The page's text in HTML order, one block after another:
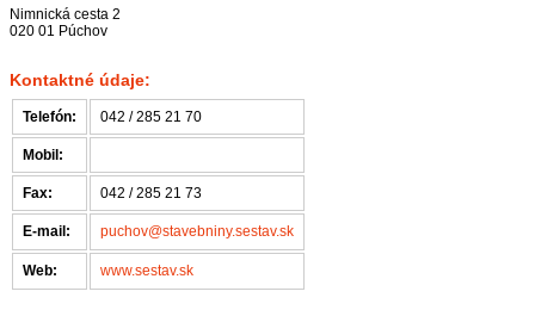
Nimnická cesta 2
020 01 Púchov
Kontaktné údaje:
Telefón: 042 / 285 21 70
Mobil:
Fax: 042 / 285 21 73
E-mail: puchov@stavebniny.sestav.sk
Web: www.sestav.sk